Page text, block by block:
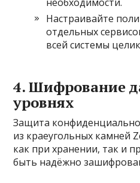
Настраивайте
отдельных
всей системы
4. Шифрование
уровнях
Защита
из краеугольных камней
как при хранении, так и
быть надёжно